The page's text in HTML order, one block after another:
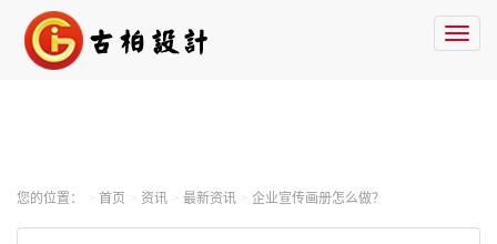
您的位置： 首页 资讯 最新资讯 企业宣传画册怎么做？